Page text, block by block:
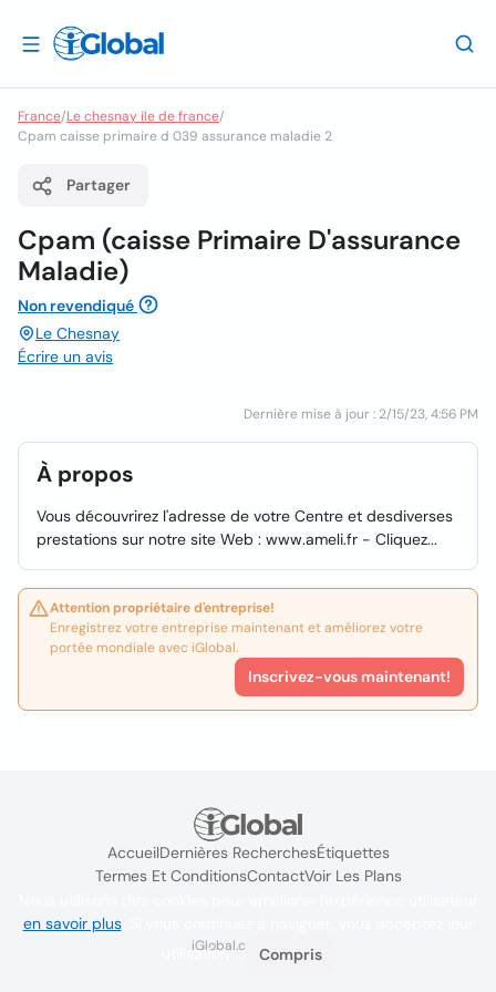
France/Le chesnay ile de france/
Cpam caisse primaire d 039 assurance maladie 2
Partager
Cpam (caisse Primaire D'assurance
Maladie)
Non revendiqué
Le Chesnay
Écrire un avis
Dernière mise à jour : 2/15/23, 4:56 PM
À propos
Vous découvrirez l'adresse de votre Centre et desdiverses
prestations sur notre site Web : www.ameli.fr - Cliquez...
Attention propriétaire d'entreprise!
Enregistrez votre entreprise maintenant et améliorez votre
portée mondiale avec iGlobal.
Inscrivez-vous maintenant!
AccueilDernières RecherchesÉtiquettes
Termes Et ConditionsContactVoir Les Plans
iGlobal.co @ 2024
en savoir plus. Si vous continuez à naviguer, vous acceptez leur
utilisation.
Compris